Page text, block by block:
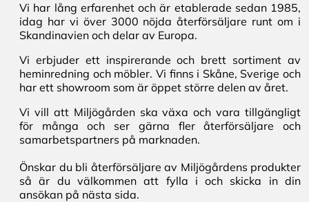
Vi har lång erfarenhet och är etablerade sedan 1985,
idag har vi över 3000 nöjda återförsäljare runt om i
Skandinavien och delar av Europa.
Vi erbjuder ett inspirerande och brett sortiment av
heminredning och möbler. Vi finns i Skåne, Sverige och
har ett showroom som är öppet större delen av året.
Vi vill att Miljögården ska växa och vara tillgängligt
för många och ser gärna fler återförsäljare och
samarbetspartners på marknaden.
Önskar du bli återförsäljare av Miljögårdens produkter
så är du välkommen att fylla i och skicka in din
ansökan på nästa sida.